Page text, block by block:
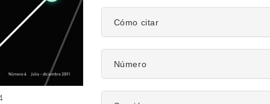
Detalles
del
artículo
Cómo citar
Número